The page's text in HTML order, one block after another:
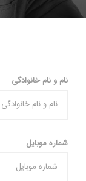
نام و نام خانوادگی
شماره موبایل